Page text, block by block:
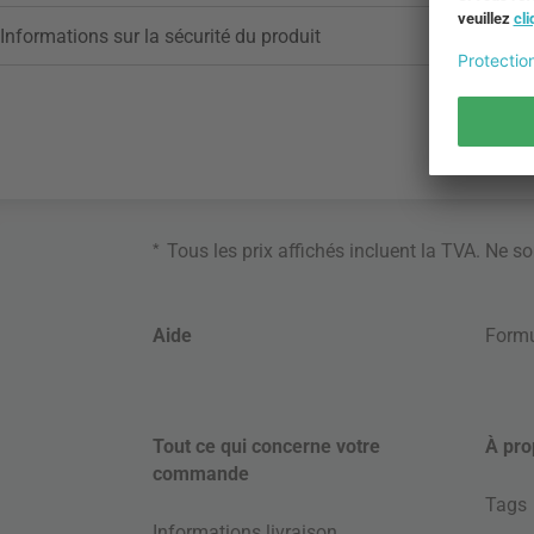
Informations sur la sécurité du produit
* Tous les prix affichés incluent la TVA. Ne
Aide
Tout ce qui concerne votre
commande
À
Tags